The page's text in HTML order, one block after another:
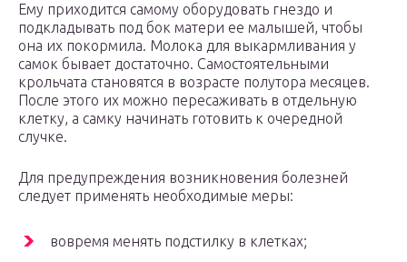
Ему приходится самому оборудовать гнездо и
подкладывать под бок матери ее малышей, чтобы
она их покормила. Молока для выкармливания у
самок бывает достаточно. Самостоятельными
крольчата становятся в возрасте полутора месяцев.
После этого их можно пересаживать в отдельную
клетку, а самку начинать готовить к очередной
случке.
Для предупреждения возникновения болезней
следует применять необходимые меры:
вовремя менять подстилку в клетках;